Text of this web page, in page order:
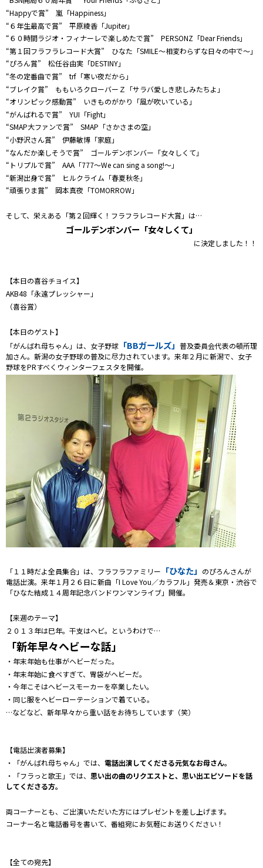
“Happyで賞” 嵐「Happiness」
“６年生最高で賞” 平原綾香「Jupiter」
“６０時間ラジオ・フィナーレで楽しめたで賞” PERSONZ「Dear Friends」
“第１回フラフラレコード大賞” ひなた「SMILE～相変わらずな日々の中で～」
“ぴろん賞” 松任谷由実「DESTINY」
“冬の定番曲で賞” trf「寒い夜だから」
“ブレイク賞” ももいろクローバーＺ「サラバ愛しき悲しみたちよ」
“オリンピック感動賞” いきものがかり「風が吹いている」
“がんばれるで賞” YUI「Fight」
“SMAP大ファンで賞” SMAP「さかさまの空」
“小野沢さん賞” 伊藤敏博「家庭」
“なんだか楽しそうで賞” ゴールデンボンバー「女々しくて」
“トリプルで賞” AAA「777～We can sing a song!～」
“新潟出身で賞” ヒルクライム「春夏秋冬」
“頑張りま賞” 岡本真夜「TOMORROW」
そして、栄えある「第２回輝く！フラフラレコード大賞」は…
ゴールデンボンバー「女々しくて」
に決定しました！！
【本日の喜谷チョイス】
AKB48「永遠プレッシャー」
（喜谷賞）
【本日のゲスト】
「がんばれ母ちゃん」は、女子野球 「BBガールズ」 普及委員会代表の頓所理
加さん。新潟の女子野球の普及に尽力されています。来年２月に新潟で、女子
野球をPRすべくウィンターフェスタを開催。
「１１時だよ全員集合」は、フラフラファミリー 「ひなた」 のぴろんさんが
電話出演。来年１月２６日に新曲「I Love You／カラフル」発売＆東京・渋谷で
「ひなた結成１４周年記念バンドワンマンライブ」開催。
【来週のテーマ】
２０１３年は巳年。干支はヘビ。というわけで…
「新年早々ヘビーな話」
・年末年始も仕事がヘビーだった。
・年末年始に食べすぎて、胃袋がヘビーだ。
・今年こそはヘビースモーカーを卒業したい。
・同じ服をヘビーローテーションで着ている。
…などなど、新年早々から重い話をお待ちしています（笑）
【電話出演者募集】
・「がんばれ母ちゃん」では、 電話出演してくださる元気なお母さん。
・「フラっと歌王」では、 思い出の曲のリクエストと、思い出エピソードを話
してくださる方。
両コーナーとも、ご出演いただいた方にはプレゼントを差し上げます。
コーナー名と電話番号を書いて、番組宛にお気軽にお送りください！
【全ての宛先】